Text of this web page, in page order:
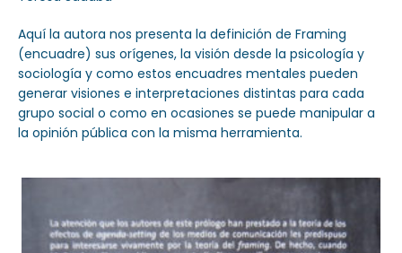
Aquí la autora nos presenta la definición de Framing
(encuadre) sus orígenes, la visión desde la psicología y
sociología y como estos encuadres mentales pueden
generar visiones e interpretaciones distintas para cada
grupo social o como en ocasiones se puede manipular a
la opinión pública con la misma herramienta.